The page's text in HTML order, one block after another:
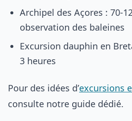
Archipel des Açores : 70-
observation des baleines
Excursion dauphin en
3 heures
Pour des idées d’excursions
consulte notre guide dédié.